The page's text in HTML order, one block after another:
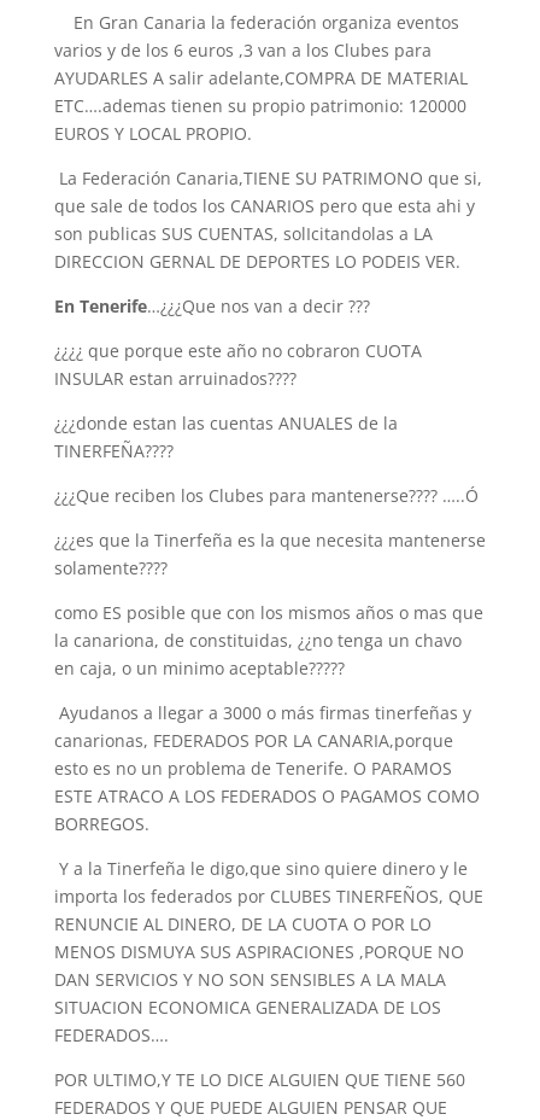
En Gran Canaria la federación organiza eventos
varios y de los 6 euros ,3 van a los Clubes para
AYUDARLES A salir adelante,COMPRA DE MATERIAL
ETC….ademas tienen su propio patrimonio: 120000
EUROS Y LOCAL PROPIO.
La Federación Canaria,TIENE SU PATRIMONO que si,
que sale de todos los CANARIOS pero que esta ahi y
son publicas SUS CUENTAS, solIcitandolas a LA
DIRECCION GERNAL DE DEPORTES LO PODEIS VER.
En Tenerife…¿¿¿Que nos van a decir ???
¿¿¿¿ que porque este año no cobraron CUOTA
INSULAR estan arruinados????
¿¿¿donde estan las cuentas ANUALES de la
TINERFEÑA????
¿¿¿Que reciben los Clubes para mantenerse???? …..Ó
¿¿¿es que la Tinerfeña es la que necesita mantenerse
solamente????
como ES posible que con los mismos años o mas que
la canariona, de constituidas, ¿¿no tenga un chavo
en caja, o un minimo aceptable?????
Ayudanos a llegar a 3000 o más firmas tinerfeñas y
canarionas, FEDERADOS POR LA CANARIA,porque
esto es no un problema de Tenerife. O PARAMOS
ESTE ATRACO A LOS FEDERADOS O PAGAMOS COMO
BORREGOS.
Y a la Tinerfeña le digo,que sino quiere dinero y le
importa los federados por CLUBES TINERFEÑOS, QUE
RENUNCIE AL DINERO, DE LA CUOTA O POR LO
MENOS DISMUYA SUS ASPIRACIONES ,PORQUE NO
DAN SERVICIOS Y NO SON SENSIBLES A LA MALA
SITUACION ECONOMICA GENERALIZADA DE LOS
FEDERADOS….
POR ULTIMO,Y TE LO DICE ALGUIEN QUE TIENE 560
FEDERADOS Y QUE PUEDE ALGUIEN PENSAR QUE